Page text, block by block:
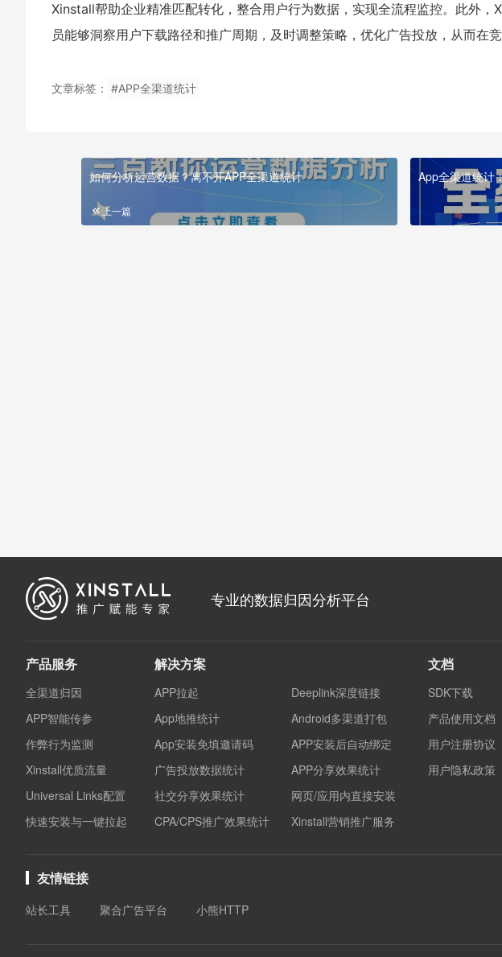
Xinstall帮助企业精准匹配转化，整合用户行为数据，实现全流程监控。此外
员能够洞察用户下载路径和推广周期，及时调整策略，优化广告投放，从而在
文章标签： #APP全渠道统计
如何分析运营数据？离不开APP全渠道统计
上一篇
App全渠道统计
专业的数据归因分析平台
产品服务
全渠道归因
APP智能传参
作弊行为监测
Xinstall优质流量
Universal Links配置
快速安装与一键拉起
解决方案
APP拉起
Deeplink深度链接
App地推统计
Android多渠道打包
App安装免填邀请码
APP安装后自动绑定
广告投放数据统计
APP分享效果统计
社交分享效果统计
网页/应用内直接安装
CPA/CPS推广效果统计
Xinstall营销推广服务
文档
SDK下载
产品使用文档
用户注册协议
用户隐私政策
友情链接
站长工具 聚合广告平台 小熊HTTP